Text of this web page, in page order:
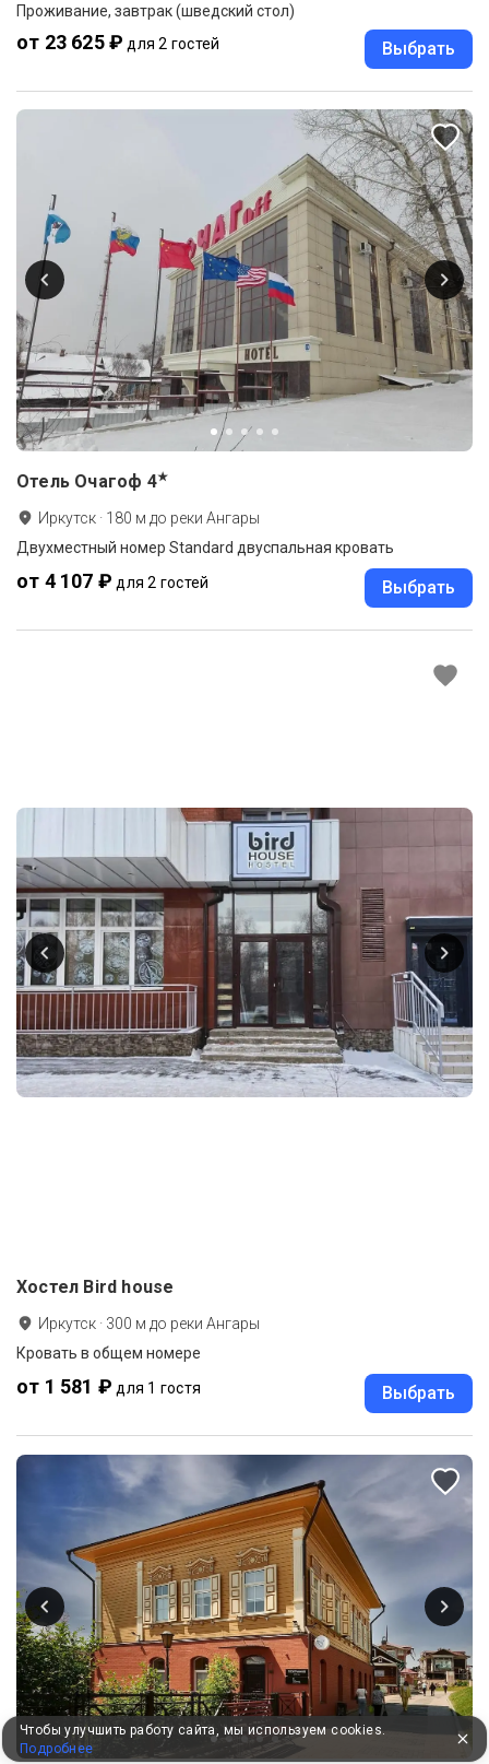
Проживание, завтрак (шведский стол)
от 23 625 ₽ для 2 гостей Выбрать
Отель Очагоф 4★
Иркутск · 180 м до реки Ангары
Двухместный номер Standard двуспальная кровать
от 4 107 ₽ для 2 гостей Выбрать
Хостел Bird house
Иркутск · 300 м до реки Ангары
Кровать в общем номере
от 1 581 ₽ для 1 гостя Выбрать
Чтобы улучшить работу сайта, мы используем cookies.
Подробнее